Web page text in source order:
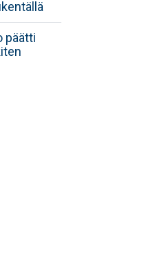
päätti